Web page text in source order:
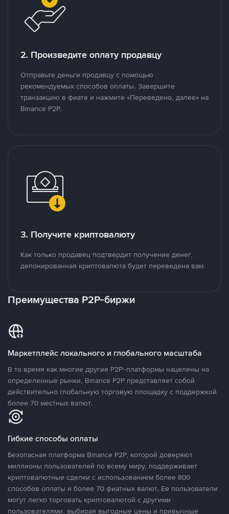
2. Произведите оплату продавцу
Отправьте деньги продавцу с помощью
рекомендуемых способов оплаты. Завершите
транзакцию в фиате и нажмите «Переведено, далее» на
Binance P2P.
3. Получите криптовалюту
Как только продавец подтвердит получение денег,
депонированная криптовалюта будет переведена вам.
Преимущества P2P-биржи
Маркетплейс локального и глобального масштаба
В то время как многие другие P2P-платформы нацелены на
определенные рынки, Binance P2P представляет собой
действительно глобальную торговую площадку с поддержкой
более 70 местных валют.
Гибкие способы оплаты
Безопасная платформа Binance P2P, которой доверяют
миллионы пользователей по всему миру, поддерживает
криптовалютные сделки с использованием более 800
способов оплаты и более 70 фиатных валют. Ее пользователи
могут легко торговать криптовалютой с другими
пользователями, выбирая выгодные цены и привычные